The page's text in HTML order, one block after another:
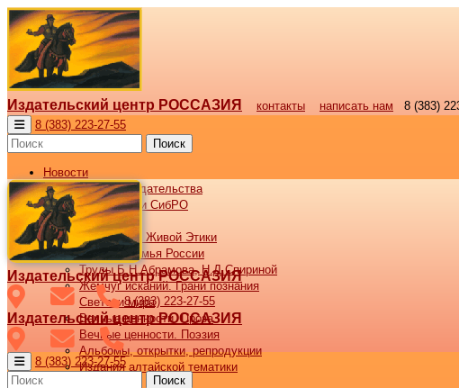
Издательский центр РОССАЗИЯ контакты написать нам
8 (383)
8 (383) 223-27-55
Поиск
Новости
Новости издательства
Все новости СибРО
Наши книги
Библиотека Живой Этики
Великая семья России
Труды Б.Н.Абрамова, Н.Д.Спириной
Жемчуг исканий. Грани познания
Светочи мира
Вечные ценности. Проза
Вечные ценности. Поэзия
Альбомы, открытки, репродукции
Издания алтайской тематики
Издательский центр РОССАЗИЯ
8 (383) 223-27-55
Издательский центр РОССАЗИЯ
8 (383) 223-27-55
Поиск